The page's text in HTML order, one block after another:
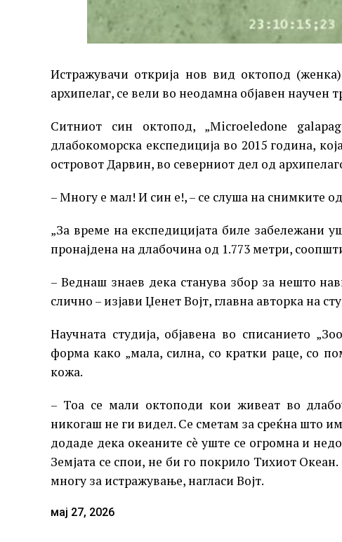
Истражувачи открија нов вид октопод
архипелаг, се вели во неодамна објавен научен
Ситниот син октопод, „Microeledone
длабокоморска експедиција во 2015 година,
островот Дарвин, во северниот дел од
– Многу е мал! И син е!, – се слуша на снимките
„За време на експедицијата биле забележани
пронајдена на длабочина од 1.773 метри,
– Веднаш знаев дека станува збор за нешто
слично – изјави Џенет Војт, главна авторка на
Научната студија, објавена во списанието
форма како „мала, силна, со кратки раце, со
кожа.
– Тоа се мали октоподи кои живеат во
никогаш не ги видел. Се сметам за среќна што
додаде дека океаните сè уште се огромна и
Земјата се спои, не би го покрило Тихиот
многу за истражување, нагласи Војт.
мај 27, 2026